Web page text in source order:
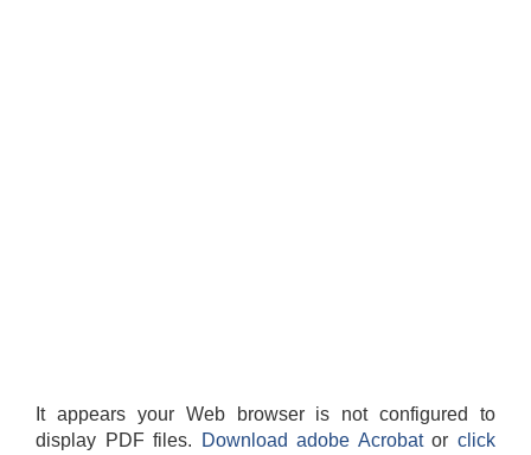
It appears your Web browser is not configured to
display PDF files.
Download adobe Acrobatorclick